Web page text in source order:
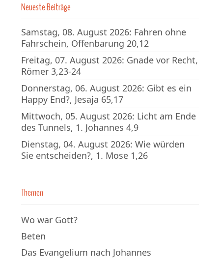
Neueste Beiträge
Samstag, 08. August 2026: Fahren ohne
Fahrschein, Offenbarung 20,12
Freitag, 07. August 2026: Gnade vor Recht,
Römer 3,23-24
Donnerstag, 06. August 2026: Gibt es ein
Happy End?, Jesaja 65,17
Mittwoch, 05. August 2026: Licht am Ende
des Tunnels, 1. Johannes 4,9
Dienstag, 04. August 2026: Wie würden
Sie entscheiden?, 1. Mose 1,26
Themen
Wo war Gott?
Beten
Das Evangelium nach Johannes